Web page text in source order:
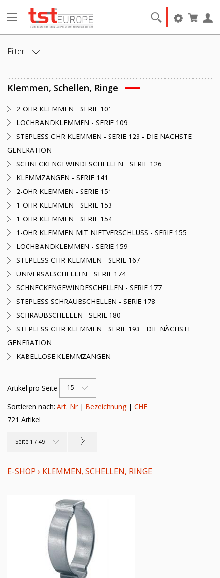
Filter
DURCHMESSER2 IN MM
Klemmen, Schellen, Ringe
2-OHR KLEMMEN - SERIE 101
LOCHBANDKLEMMEN - SERIE 109
STEPLESS OHR KLEMMEN - SERIE 123 - DIE NÄCHSTE
GENERATION
SCHNECKENGEWINDESCHELLEN - SERIE 126
KLEMMZANGEN - SERIE 141
2-OHR KLEMMEN - SERIE 151
1-OHR KLEMMEN - SERIE 153
1-OHR KLEMMEN - SERIE 154
1-OHR KLEMMEN MIT NIETVERSCHLUSS - SERIE 155
LOCHBANDKLEMMEN - SERIE 159
STEPLESS OHR KLEMMEN - SERIE 167
UNIVERSALSCHELLEN - SERIE 174
SCHNECKENGEWINDESCHELLEN - SERIE 177
STEPLESS SCHRAUBSCHELLEN - SERIE 178
SCHRAUBSCHELLEN - SERIE 180
STEPLESS OHR KLEMMEN - SERIE 193 - DIE NÄCHSTE
GENERATION
KABELLOSE KLEMMZANGEN
Artikel pro Seite 15
Sortieren nach: Art. Nr| Bezeichnung| CHF
721 Artikel
Seite 1 / 49
E-SHOP › KLEMMEN, SCHELLEN, RINGE